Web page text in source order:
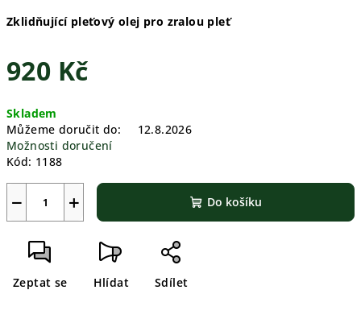
Zklidňující pleťový olej pro zralou pleť
920 Kč
cena:
Skladem
Můžeme doručit do:
12.8.2026
Možnosti doručení
Kód: 1188
+
− Do košíku
Zeptat se Hlídat Sdílet